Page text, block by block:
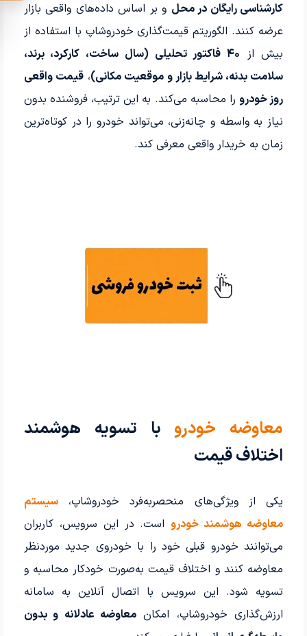
کارشناسی رایگان در محل و بر اساس داده‌های واقعی بازار
عرضه کنند. الگوریتم قیمت‌گذاری خودروشاپ با استفاده از
بیش از
۴۰ فاکتور تحلیلی (سال ساخت، کارکرد، برند،
سلامت بدنه، شرایط بازار و موقعیت مکانی)،قیمت واقعی
روز خودرورا محاسبه می‌کند. به این ترتیب، فروشنده بدون
نیاز به واسطه و چانه‌زنی، می‌تواند خودرو را در کوتاه‌ترین
زمان به خریدار واقعی معرفی کند.
معاوضه خودروبا تسویه هوشمند
اختلاف قیمت
یکی از ویژگی‌های منحصربه‌فرد خودروشاپ،سیستم
معاوضه هوشمند خودرواست. در این سرویس، کاربران
می‌توانند خودرو قبلی خود را با خودروی جدید موردنظر
معاوضه کنند و اختلاف قیمت به‌صورت خودکار محاسبه و
تسویه شود. این سرویس با اتصال آنلاین به سامانه
ارزش‌گذاری خودروشاپ، امکان معاوضه عادلانه و بدون